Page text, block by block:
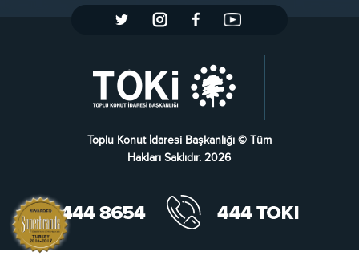
Toplu Konut İdaresi Başkanlığı © Tüm
Hakları Saklıdır. 2026